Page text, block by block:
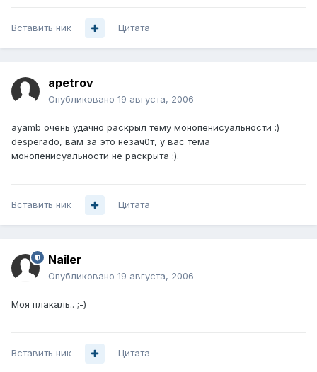
Вставить ник Цитата
apetrov
Опубликовано 19 августа, 2006
ayamb очень удачно раскрыл тему монопенисуальности :)
desperado, вам за это незач0т, у вас тема
монопенисуальности не раскрыта :).
Вставить ник Цитата
Nailer
Опубликовано 19 августа, 2006
Моя плакаль.. ;-)
Вставить ник Цитата